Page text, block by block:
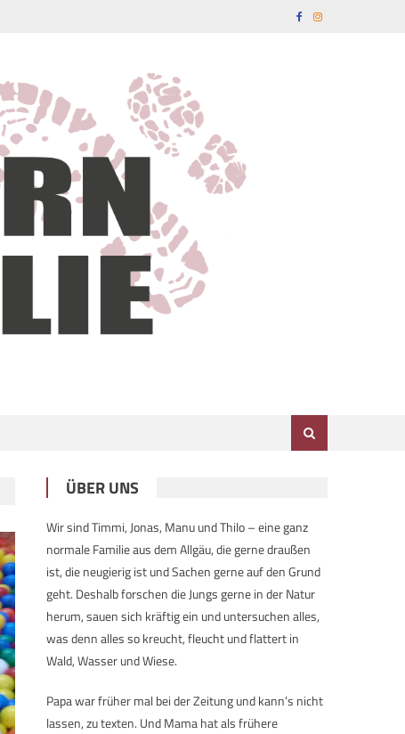
ÜBER UNS
Wir sind Timmi, Jonas, Manu und Thilo – eine ganz
normale Familie aus dem Allgäu, die gerne draußen
ist, die neugierig ist und Sachen gerne auf den Grund
geht. Deshalb forschen die Jungs gerne in der Natur
herum, sauen sich kräftig ein und untersuchen alles,
was denn alles so kreucht, fleucht und flattert in
Wald, Wasser und Wiese.
Papa war früher mal bei der Zeitung und kann’s nicht
lassen, zu texten. Und Mama hat als frühere